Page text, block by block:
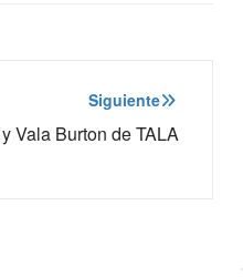
Siguiente
Vala Burton de TALA